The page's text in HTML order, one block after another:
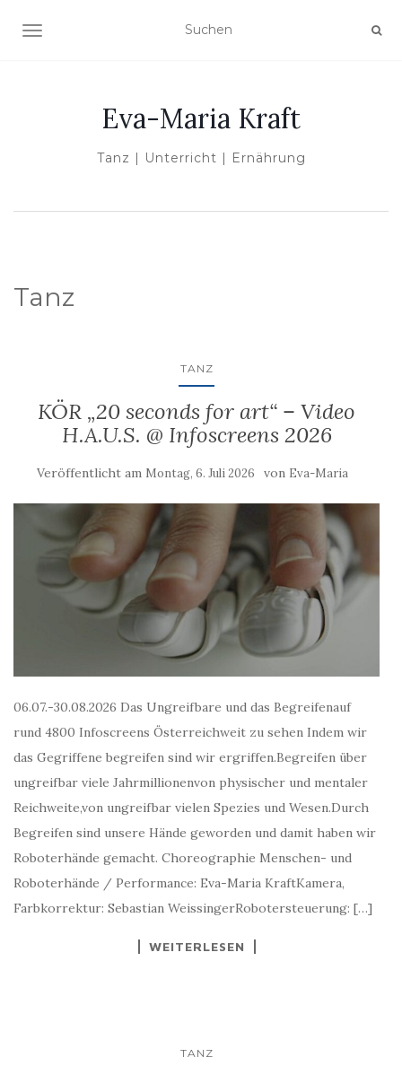
NAVIGATION UMSCHALTEN
Eva-Maria Kraft
Tanz | Unterricht | Ernährung
Tanz
TANZ
KÖR „20 seconds for art“ – Video
H.A.U.S. @ Infoscreens 2026
Veröffentlicht am Montag, 6. Juli 2026 von Eva-Maria
06.07.-30.08.2026 Das Ungreifbare und das Begreifenauf
rund 4800 Infoscreens Österreichweit zu sehen Indem wir
das Gegriffene begreifen sind wir ergriffen.Begreifen über
ungreifbar viele Jahrmillionenvon physischer und mentaler
Reichweite,von ungreifbar vielen Spezies und Wesen.Durch
Begreifen sind unsere Hände geworden und damit haben wir
Roboterhände gemacht. Choreographie Menschen- und
Roboterhände / Performance: Eva-Maria KraftKamera,
Farbkorrektur: Sebastian WeissingerRobotersteuerung: […]
WEITERLESEN
TANZ